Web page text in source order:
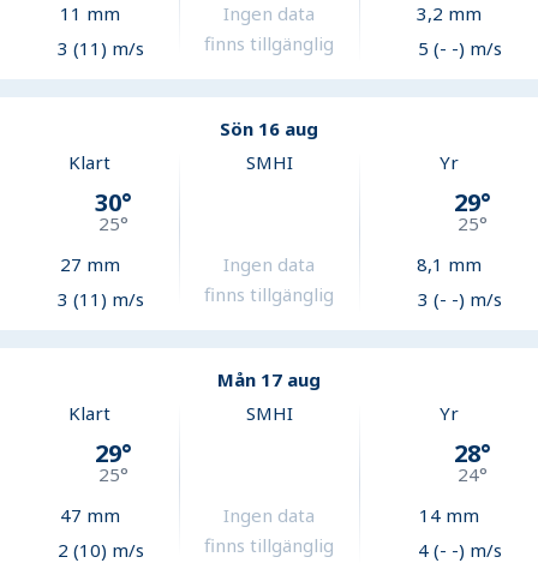
11 mm
3 (11) m/s
Ingen data
finns tillgänglig
3,2 mm
5 (- -) m/s
Sön 16 aug
Klart
30°
25°
27 mm
3 (11) m/s
SMHI
Ingen data
finns tillgänglig
Yr
29°
25°
8,1 mm
3 (- -) m/s
Mån 17 aug
Klart
29°
25°
47 mm
2 (10) m/s
SMHI
Ingen data
finns tillgänglig
Yr
28°
24°
14mm
4 (- -) m/s